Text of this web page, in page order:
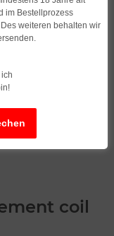
coil
im Bestellprozess
weiteren behalten wir